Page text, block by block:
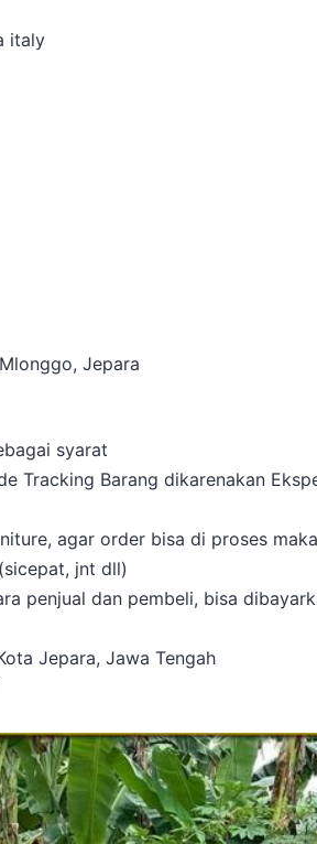
italy
Jepara
syarat
Tracking Barang dikarenakan
agar order bisa di proses
jnt dll)
penjual dan pembeli, bisa
Jepara, Jawa Tengah